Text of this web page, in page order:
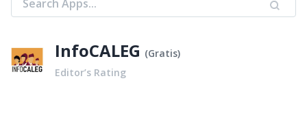
InfoCALEG (Gratis)
Editor’s Rating